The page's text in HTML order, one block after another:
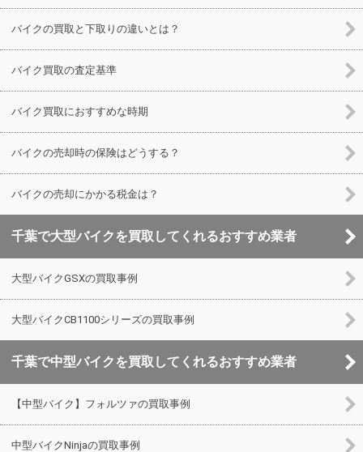
バイクの買取と下取りの違いとは？
バイク買取の査定基準
バイク買取におすすめな時期
バイクの売却時の保険はどうする？
バイクの売却にかかる税金は？
千葉で大型バイクを買取してくれるおすすめ業者
大型バイクGSXの買取事例
大型バイクCB1100シリーズの買取事例
千葉で中型バイクを買取してくれるおすすめ業者
【中型バイク】フォルツァの買取事例
中型バイクNinjaの買取事例